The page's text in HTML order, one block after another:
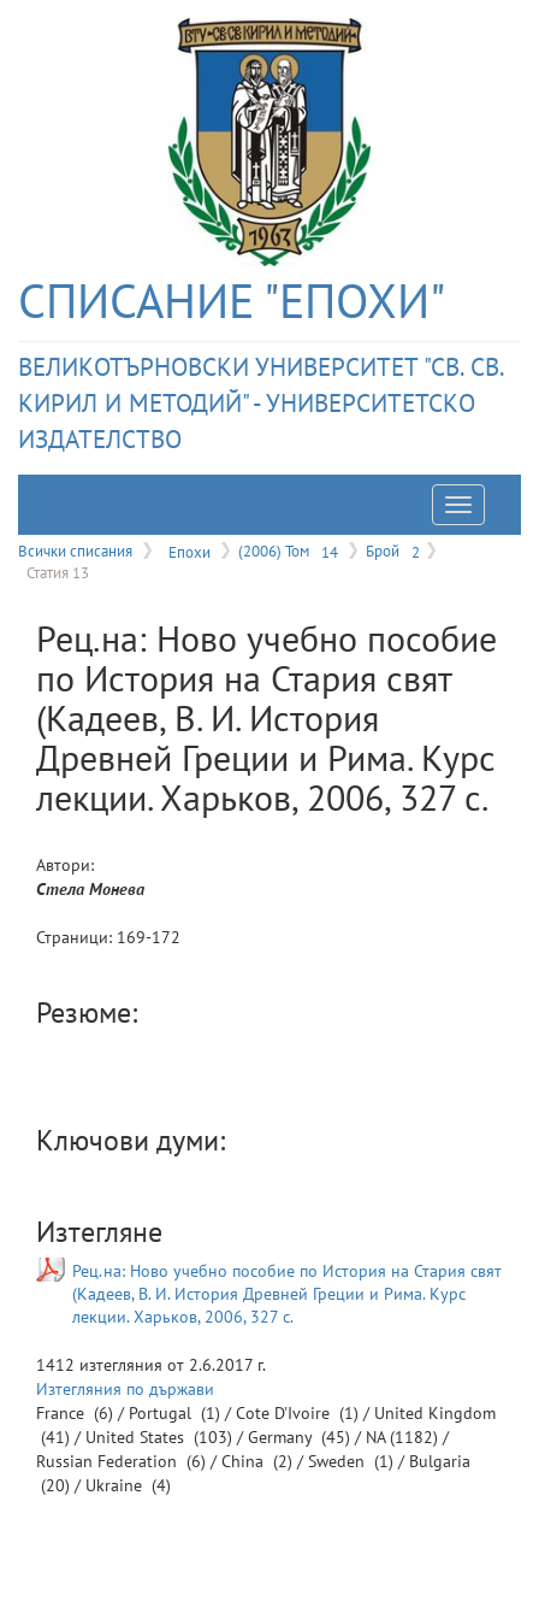
СПИСАНИЕ "ЕПОХИ"
ВЕЛИКОТЪРНОВСКИ УНИВЕРСИТЕТ "СВ. СВ.
КИРИЛ И МЕТОДИЙ" - УНИВЕРСИТЕТСКО
ИЗДАТЕЛСТВО
Отваряне
на
Всички списания Епохи (2006) Том 14 Брой
2
Статия 13
Рец.на: Ново учебно пособие
по История на Стария свят
(Кадеев, В. И. История
Древней Греции и Рима. Курс
лекции. Харьков, 2006, 327 с.
Автори:
Стела Монева
Страници: 169-172
Резюме:
Ключови думи:
Изтегляне
Рец.на: Ново учебно пособие по История на Стария свят
(Кадеев, В. И. История Древней Греции и Рима. Курс
лекции. Харьков, 2006, 327 с.
1412 изтегляния от 2.6.2017 г.
Изтегляния по държави
France (6) / Portugal (1) /Cote D'Ivoire (1) / United Kingdom
(41) / United States (103) /Germany (45) / NA(1182) /
Russian Federation (6) /China (2) /Sweden (1) / Bulgaria
(20) / Ukraine (4)